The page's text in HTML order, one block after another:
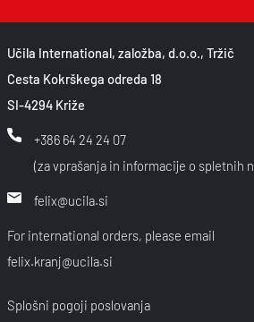
Učila International, založba, d.o.o., Tržič
Cesta Kokrškega odreda 18
SI-4294 Križe
+386 64 24 24 07
(za vprašanja in informacije o spletnih
felix@ucila.si
For international orders, please email
felix.kranj@ucila.si
Splošni pogoji poslovanja